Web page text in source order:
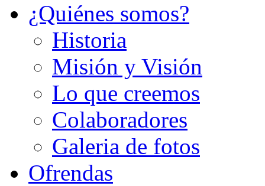
¿Quiénes somos?
Historia
Misión y Visión
Lo que creemos
Colaboradores
Galeria de fotos
Ofrendas